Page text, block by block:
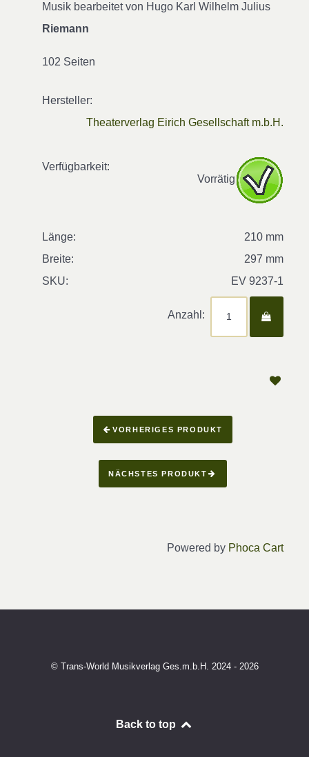
Musik bearbeitet von Hugo Karl Wilhelm Julius
Riemann
102 Seiten
Hersteller:
Theaterverlag Eirich Gesellschaft m.b.H.
Verfügbarkeit:
Vorrätig
Länge:
210 mm
Breite:
297 mm
SKU:
EV 9237-1
Anzahl:
VORHERIGES PRODUKT
NÄCHSTES PRODUKT
Powered by Phoca Cart
© Trans-World Musikverlag Ges.m.b.H. 2024 - 2026
Back to top